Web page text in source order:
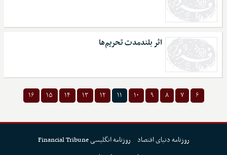
اثر بلندمدت تحریم‌ها
۶ ۷ ۸ ۹ ۱۰ ۱۱ ۱۲ ۱۳ ۱۴ ۱۵ ۱۶
روزنامه دنیای اقتصاد
روزنامه انگلیسی Financial Tribune